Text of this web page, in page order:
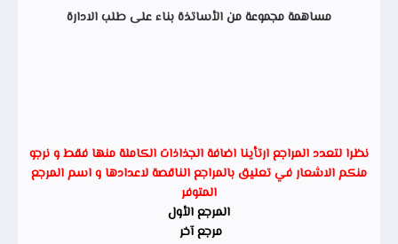
مساهمة مجموعة من الأساتذة بناء على طلب الادارة
نظرا لتعدد المراجع ارتأينا اضافة الجذاذات الكاملة منها فقط و نرجو
منكم الاشعار في تعليق بالمراجع الناقصة لاعدادها و اسم المرجع
المتوفر
المرجع الأول
مرجع آخر